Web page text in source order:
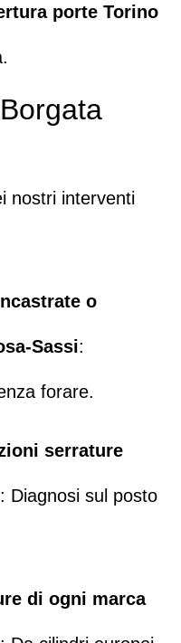
porte Torino
nostri interventi
o
Sassi:
forare.
serrature
: Diagnosi sul posto
di ogni marca